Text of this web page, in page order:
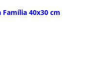
40x30 cm